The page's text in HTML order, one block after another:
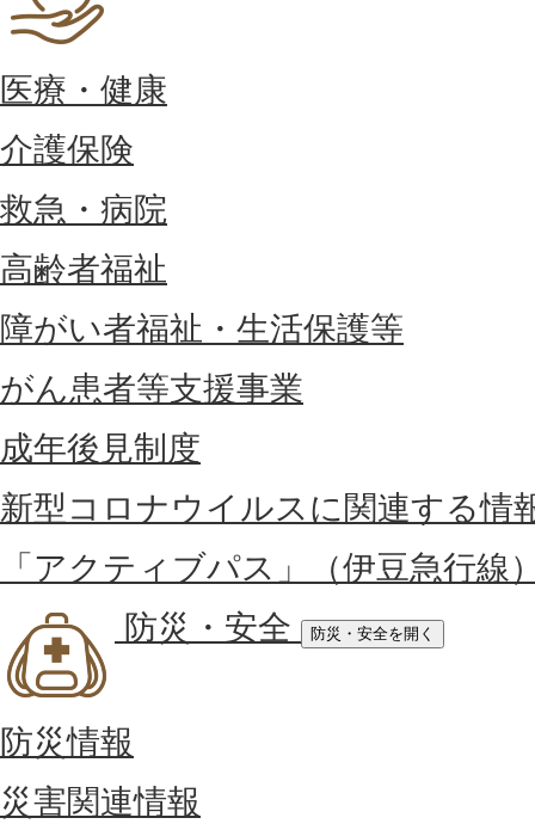
医療・健康
介護保険
救急・病院
高齢者福祉
障がい者福祉・生活保護等
がん患者等支援事業
成年後見制度
新型コロナウイルスに関連する情
「アクティブパス」（伊豆急行線
防災・安全
防災・安全を開く
防災情報
災害関連情報